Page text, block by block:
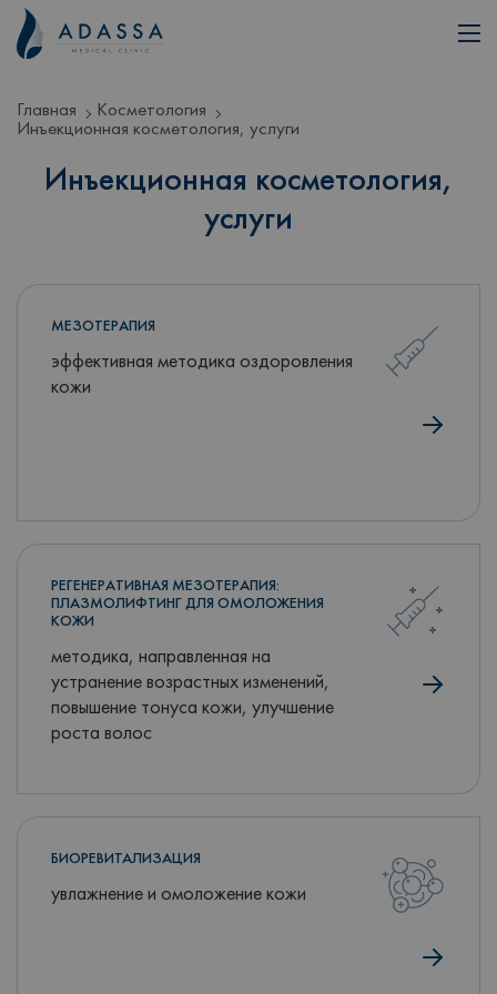
Главная
Косметология
Инъекционная косметология, услуги
Инъекционная косметология,
услуги
МЕЗОТЕРАПИЯ
эффективная методика оздоровления
кожи
РЕГЕНЕРАТИВНАЯ МЕЗОТЕРАПИЯ:
ПЛАЗМОЛИФТИНГ ДЛЯ ОМОЛОЖЕНИЯ
КОЖИ
методика, направленная на
устранение возрастных изменений,
повышение тонуса кожи, улучшение
роста волос
БИОРЕВИТАЛИЗАЦИЯ
увлажнение и омоложение кожи